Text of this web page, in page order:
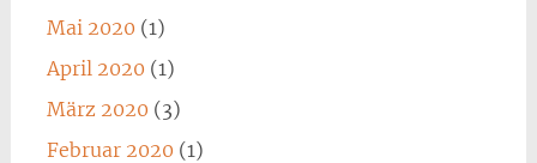
Mai 2020 (1)
April 2020 (1)
März 2020 (3)
Februar 2020 (1)